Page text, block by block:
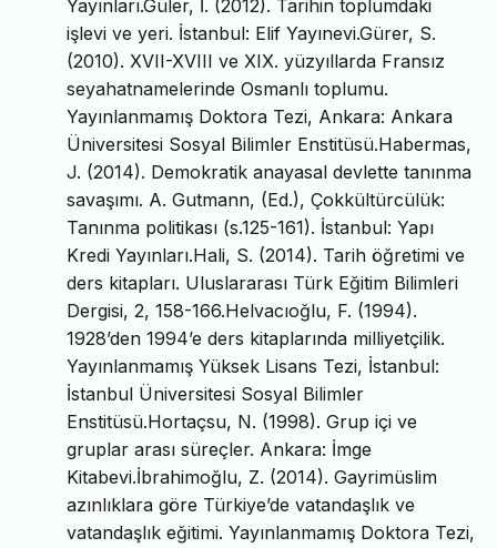
Yayınları.Güler, İ. (2012). Tarihin toplumdaki
işlevi ve yeri. İstanbul: Elif Yayınevi.Gürer, S.
(2010). XVII-XVIII ve XIX. yüzyıllarda Fransız
seyahatnamelerinde Osmanlı toplumu.
Yayınlanmamış Doktora Tezi, Ankara: Ankara
Üniversitesi Sosyal Bilimler Enstitüsü.Habermas,
J. (2014). Demokratik anayasal devlette tanınma
savaşımı. A. Gutmann, (Ed.), Çokkültürcülük:
Tanınma politikası (s.125-161). İstanbul: Yapı
Kredi Yayınları.Hali, S. (2014). Tarih öğretimi ve
ders kitapları. Uluslararası Türk Eğitim Bilimleri
Dergisi, 2, 158-166.Helvacıoğlu, F. (1994).
1928’den 1994’e ders kitaplarında milliyetçilik.
Yayınlanmamış Yüksek Lisans Tezi, İstanbul:
İstanbul Üniversitesi Sosyal Bilimler
Enstitüsü.Hortaçsu, N. (1998). Grup içi ve
gruplar arası süreçler. Ankara: İmge
Kitabevi.İbrahimoğlu, Z. (2014). Gayrimüslim
azınlıklara göre Türkiye’de vatandaşlık ve
vatandaşlık eğitimi. Yayınlanmamış Doktora Tezi,